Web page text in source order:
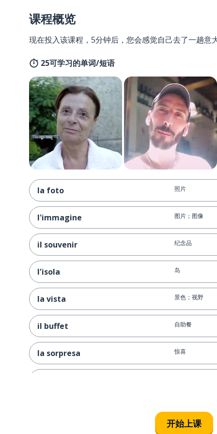
课程概览
现在投入该课程，5分钟后，您会感觉自己去了一趟意
25可学习的单词/短语
la foto 照片
l'immagine 图片；图像
il souvenir 纪念品
l'isola 岛
la vista 景色；视野
il buffet 自助餐
la sorpresa 惊喜
开始上课